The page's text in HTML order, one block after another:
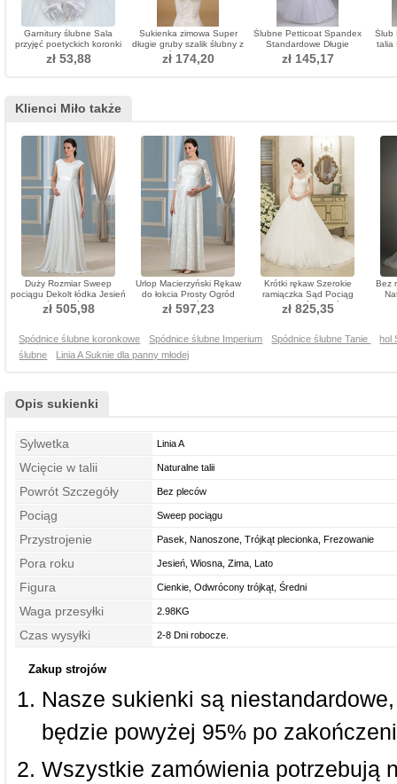
Garnitury ślubne Sala
przyjęć poetyckich koronki
koronki
zł 53,88
Sukienka zimowa Super
długie gruby szalik ślubny z
kości słoniowej
zł 174,20
Ślubne Petticoat Spandex
Standardowe Długie
Pojedyncze obręcze
Elastyczna talia
zł 145,17
Ślub
talia
Klienci Miło także
Duży Rozmiar Sweep
pociągu Dekolt łódka Jesień
Spódnica ślubne
zł 505,98
Urlop Macierzyński Rękaw
do łokcia Prosty Ogród
Sukienka ślubne
zł 597,23
Krótki rękaw Szerokie
ramiączka Sąd Pociąg
Formalny Spódnica ślubne
zł 825,35
Bez
Spódnice ślubne koronkowe Spódnice ślubne Imperium Spódnice ślubne Tanie
hol
ślubne
Linia A Suknie dla panny młodej
Opis sukienki
Sylwetka Linia A
Wcięcie w talii Naturalne talii
Powrót Szczegóły Bez pleców
Pociąg Sweep pociągu
Przystrojenie Pasek, Nanoszone, Trójkąt plecionka, Frezowanie
Pora roku Jesień, Wiosna, Zima, Lato
Figura Cienkie, Odwrócony trójkąt, Średni
Waga przesyłki 2.98KG
Czas wysyłki 2-8 Dni robocze.
Zakup strojów
Nasze sukienki są
będzie powyżej 95% po
Wszystkie zamówienia potrzebują